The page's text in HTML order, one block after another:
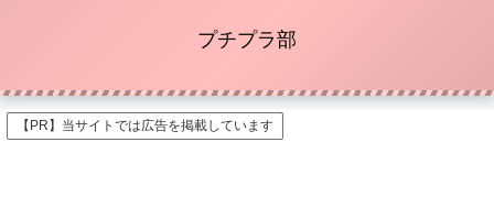
プチプラ部
【PR】当サイトでは広告を掲載しています